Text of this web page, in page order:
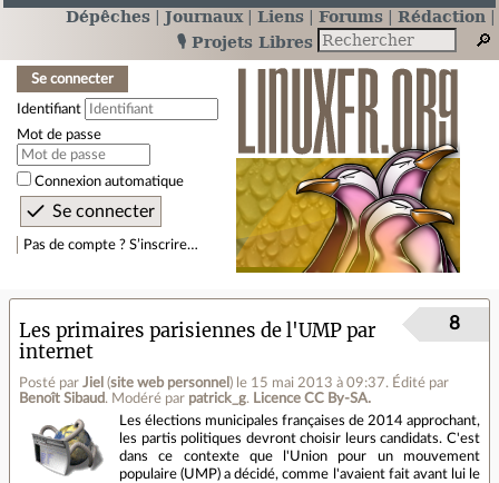
Dépêches Journaux Liens Forums
Rédaction
🎙️ Projets Libres
Se connecter
Identifiant
Mot de passe
Connexion automatique
Pas de compte ? S’inscrire…
Les primaires parisiennes de l'UMP par
internet
Posté par Jiel (site web personnel ) le 15 mai 2013 à 09:37. Édité par
Benoît Sibaud. Modéré par patrick_g. Licence CC By‑SA.
8
Les élections municipales françaises de 2014 approchant,
les partis politiques devront choisir leurs candidats. C'est
dans ce contexte que l'Union pour un mouvement
populaire (UMP) a décidé, comme l'avaient fait avant lui le